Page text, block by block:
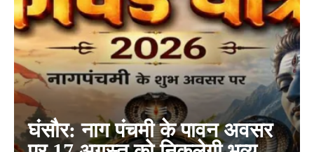
घंसौर: नाग पंचमी के पावन अवसर